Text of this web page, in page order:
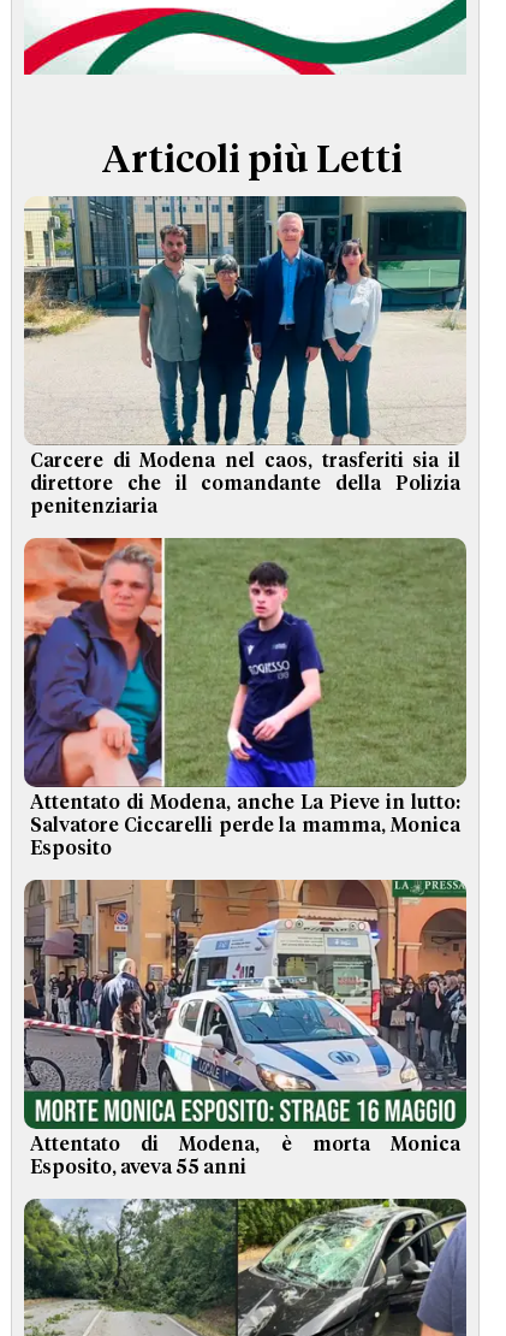
TERMINI e CONDIZIONI
Articoli più Letti
Carcere di Modena nel caos, trasferiti sia il
direttore che il comandante della Polizia
penitenziaria
Attentato di Modena, anche La Pieve in lutto:
Salvatore Ciccarelli perde la mamma, Monica
Esposito
Attentato di Modena, è morta Monica
Esposito, aveva 55 anni